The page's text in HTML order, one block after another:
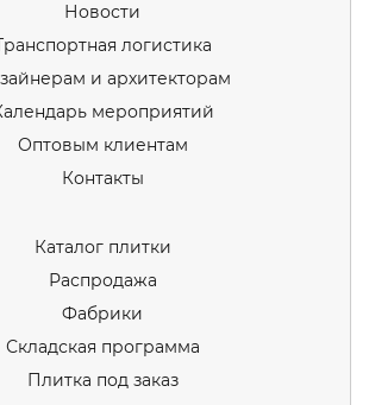
Новости
логистика
и архитекторам
мероприятий
Оптовым клиентам
Контакты
Каталог плитки
Распродажа
Фабрики
Складская программа
Плитка под заказ